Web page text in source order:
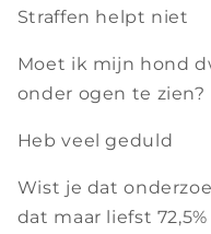
Straffen helpt niet
Moet ik mijn hond
onder ogen te zien?
Heb veel geduld
Wist je dat
dat maar liefst